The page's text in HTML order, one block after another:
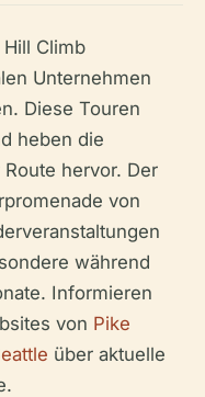
Climb
Unternehmen
Diese Touren
heben die
hervor. Der
von
während
Informieren
von Pike
über aktuelle